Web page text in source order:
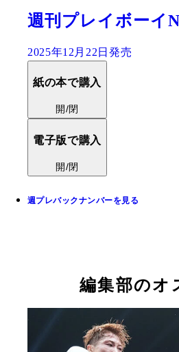
週刊プレイボーイ
2025年12月22日発売
紙の本で購入
開/閉
電子版で購入
開/閉
週プレバックナンバーを見る
編集部のオ